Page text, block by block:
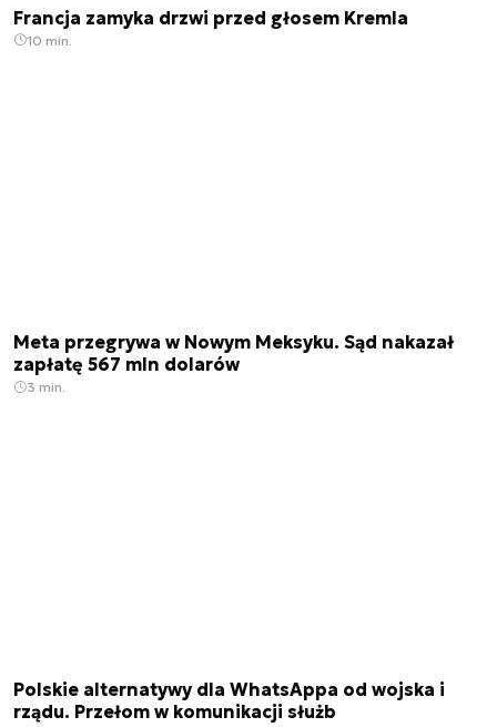
Francja zamyka drzwi przed głosem Kremla
10 min.
Meta przegrywa w Nowym Meksyku. Sąd nakazał
zapłatę 567 mln dolarów
3 min.
Polskie alternatywy dla WhatsAppa od wojska i
rządu. Przełom w komunikacji służb